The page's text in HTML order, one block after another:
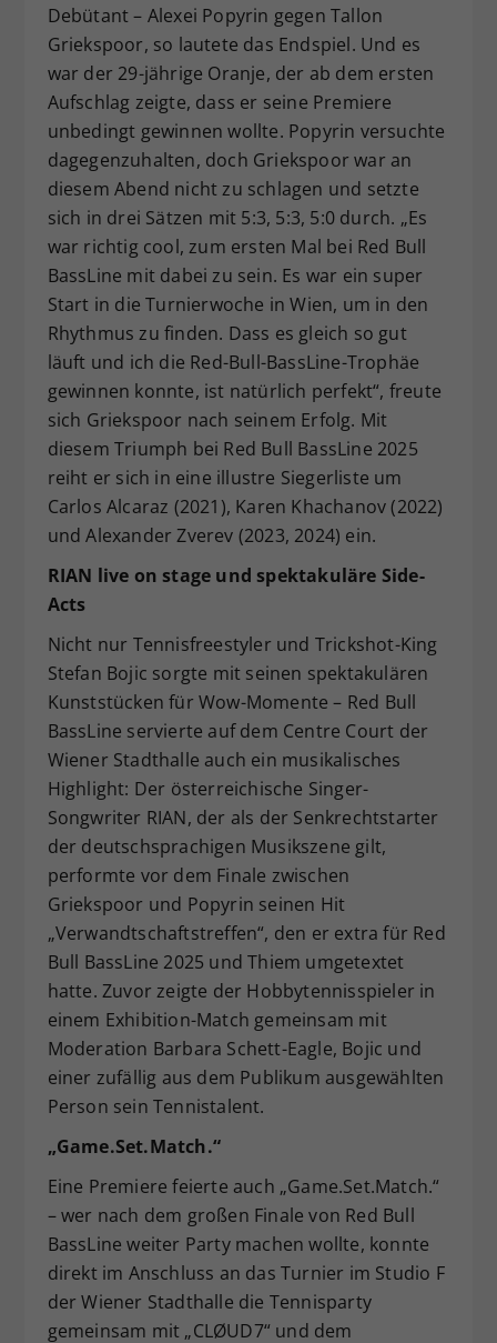
Debütant – Alexei Popyrin gegen Tallon
Griekspoor, so lautete das Endspiel. Und es
war der 29-jährige Oranje, der ab dem ersten
Aufschlag zeigte, dass er seine Premiere
unbedingt gewinnen wollte. Popyrin versuchte
dagegenzuhalten, doch Griekspoor war an
diesem Abend nicht zu schlagen und setzte
sich in drei Sätzen mit 5:3, 5:3, 5:0 durch. „Es
war richtig cool, zum ersten Mal bei Red Bull
BassLine mit dabei zu sein. Es war ein super
Start in die Turnierwoche in Wien, um in den
Rhythmus zu finden. Dass es gleich so gut
läuft und ich die Red-Bull-BassLine-Trophäe
gewinnen konnte, ist natürlich perfekt“, freute
sich Griekspoor nach seinem Erfolg. Mit
diesem Triumph bei Red Bull BassLine 2025
reiht er sich in eine illustre Siegerliste um
Carlos Alcaraz (2021), Karen Khachanov (2022)
und Alexander Zverev (2023, 2024) ein.
RIAN live on stage und spektakuläre Side-
Acts
Nicht nur Tennisfreestyler und Trickshot-King
Stefan Bojic sorgte mit seinen spektakulären
Kunststücken für Wow-Momente – Red Bull
BassLine servierte auf dem Centre Court der
Wiener Stadthalle auch ein musikalisches
Highlight: Der österreichische Singer-
Songwriter RIAN, der als der Senkrechtstarter
der deutschsprachigen Musikszene gilt,
performte vor dem Finale zwischen
Griekspoor und Popyrin seinen Hit
„Verwandtschaftstreffen“, den er extra für Red
Bull BassLine 2025 und Thiem umgetextet
hatte. Zuvor zeigte der Hobbytennisspieler in
einem Exhibition-Match gemeinsam mit
Moderation Barbara Schett-Eagle, Bojic und
einer zufällig aus dem Publikum ausgewählten
Person sein Tennistalent.
„Game.Set.Match.“
Eine Premiere feierte auch „Game.Set.Match.“
– wer nach dem großen Finale von Red Bull
BassLine weiter Party machen wollte, konnte
direkt im Anschluss an das Turnier im Studio F
der Wiener Stadthalle die Tennisparty
gemeinsam mit „CLØUD7“ und dem